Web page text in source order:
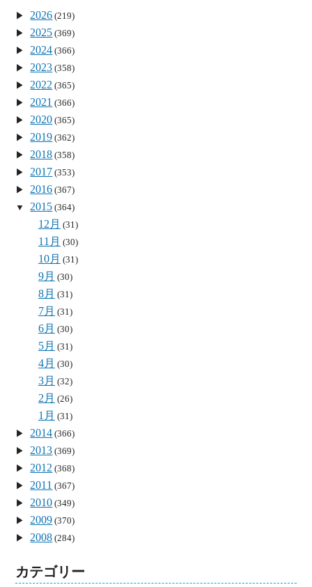
2026 (219)
2025 (369)
2024 (366)
2023 (358)
2022 (365)
2021 (366)
2020 (365)
2019 (362)
2018 (358)
2017 (353)
2016 (367)
2015 (364)
12月 (31)
11月 (30)
10月 (31)
9月 (30)
8月 (31)
7月 (31)
6月 (30)
5月 (31)
4月 (30)
3月 (32)
2月 (26)
1月 (31)
2014 (366)
2013 (369)
2012 (368)
2011 (367)
2010 (349)
2009 (370)
2008 (284)
カテゴリー